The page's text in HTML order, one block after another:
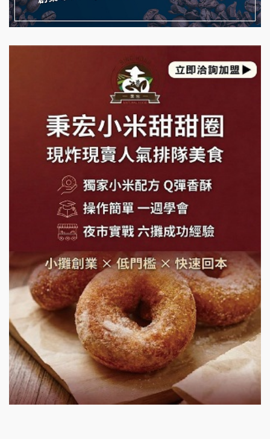
拾鑶火鍋加盟說明會
藍象廷泰式火鍋加盟說明會
莫尼早餐Morni加盟說明會
手作功夫茶加盟說明會
SHARE TEA歇腳亭加盟說明會
潮味決-湯滷專門店加盟說明會
鬍子茶加盟說明會
鮮茶道加盟說明會
微風亭鐵板燒加盟說明會
漫步藍咖啡加盟說明會
明石章魚燒加盟說明會
出櫃加盟說明會
千香漢堡加盟說明會